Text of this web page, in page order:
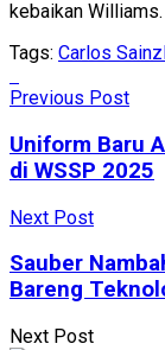
kebaikan Williams.
Tags: Carlos Sainz
Previous Post
Uniform Baru
di WSSP 2025
Next Post
Sauber
Bareng
Next Post